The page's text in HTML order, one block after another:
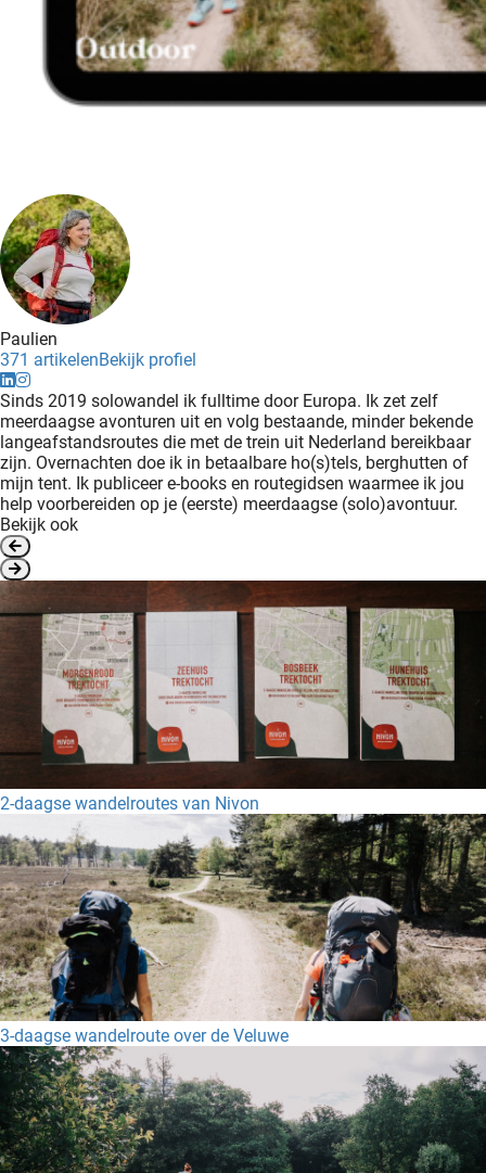
Paulien
371 artikelenBekijk profiel
Sinds 2019 solowandel ik fulltime door Europa. Ik zet zelf
meerdaagse avonturen uit en volg bestaande, minder bekende
langeafstandsroutes die met de trein uit Nederland bereikbaar
zijn. Overnachten doe ik in betaalbare ho(s)tels, berghutten of
mijn tent. Ik publiceer e-books en routegidsen waarmee ik jou
help voorbereiden op je (eerste) meerdaagse (solo)avontuur.
Bekijk ook
2-daagse wandelroutes van Nivon
3-daagse wandelroute over de Veluwe